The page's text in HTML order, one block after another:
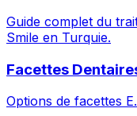
Guide complet du
Smile en Turquie.
Facettes
Options de facettes